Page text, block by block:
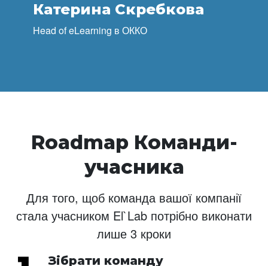
Катерина Скребкова
Head of eLearning в ОККО
Roadmap Команди-
учасника
Для того, щоб команда вашої компанії
стала учасником El`Lab потрібно виконати
лише 3 кроки
Зібрати команду